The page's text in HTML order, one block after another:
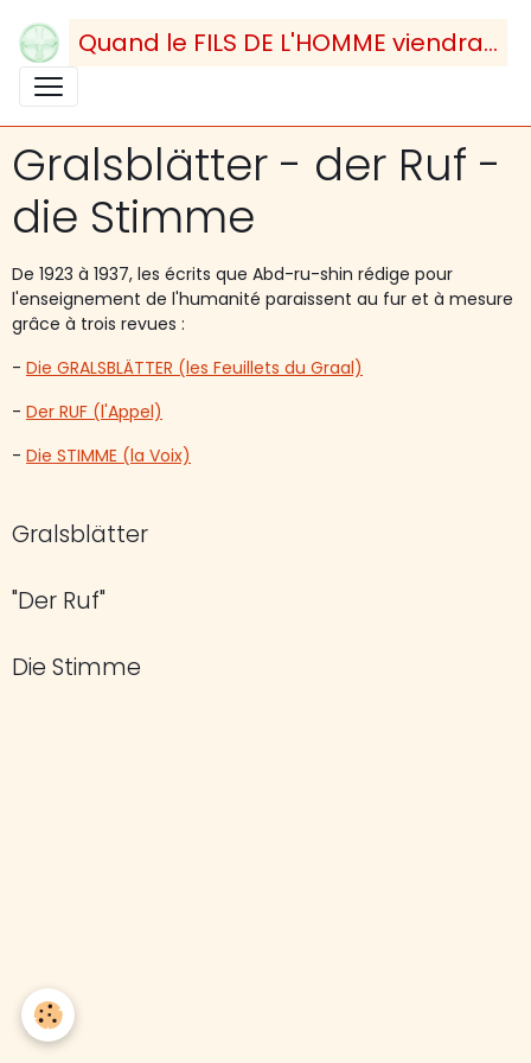
Quand le FILS DE L'HOMME viendra...
Gralsblätter - der Ruf -
die Stimme
De 1923 à 1937, les écrits que Abd-ru-shin rédige pour
l'enseignement de l'humanité paraissent au fur et à mesure
grâce à trois revues :
- Die GRALSBLÄTTER (les Feuillets du Graal)
- Der RUF (l'Appel)
- Die STIMME (la Voix)
Gralsblätter
"Der Ruf"
Die Stimme